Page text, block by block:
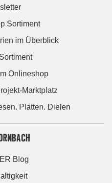
Sortiment
im Überblick
Onlineshop
Marktplatz
Platten. Dielen
Blog